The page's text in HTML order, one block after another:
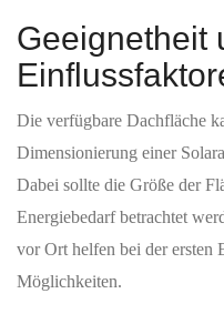
Geeignetheit
Die verfügbare Dachfläche
Dimensionierung einer
Dabei sollte die Größe der
Energiebedarf betrachtet
vor Ort helfen bei der ersten
Möglichkeiten.